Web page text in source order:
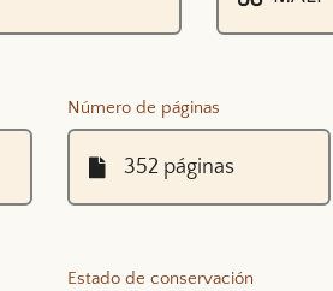
Número de páginas
Estado de conservación